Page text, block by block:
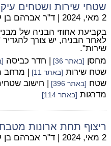
שטחי שירות ושטחים
2 מאי, 2024 | ד"ר אברהם בן
בקביעת אחוזי הבניה של
לאחר הבניה, יש צורך
שירות".
מחסן [באתר 36] | חדר כביסה
שטח שירות [באתר 11] | מרחב
שטח [באתר 396] | חישוב
מדרגות [באתר 114]
ריצוף תחת ארונות מטבח
2 מאי, 2024 | ד"ר אברהם בן